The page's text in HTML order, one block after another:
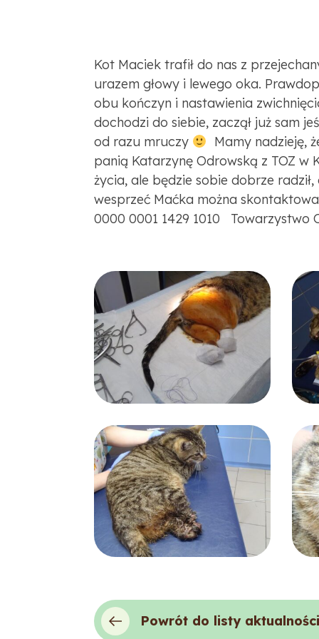
Kot Maciek trafił do nas z
urazem głowy i lewego oka.
obu kończyn i nastawienia
dochodzi do siebie, zaczął już sam
od razu mruczy
Mamy nadzieję,
panią Katarzynę Odrowską z TOZ
życia, ale będzie sobie dobrze
wesprzeć Maćka można
0000 0001 1429 1010 Towarzystwo
Powrót do listy aktualności